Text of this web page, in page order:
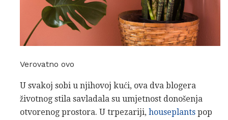
Verovatno ovo
U svakoj sobi u njihovoj kući, ova dva blogera
životnog stila savladala su umjetnost donošenja
otvorenog prostora. U trpezariji, houseplants pop